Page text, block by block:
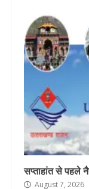
सप्ताहांत से पहले
August 7, 2026